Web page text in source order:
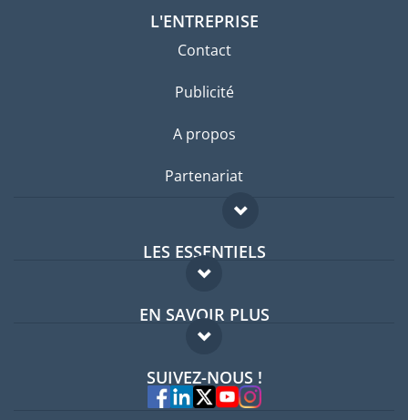
L'ENTREPRISE
Contact
Publicité
A propos
Partenariat
LES ESSENTIELS
Forum expatriés
Guides pays
EN SAVOIR PLUS
FAQ
Experts
SUIVEZ-NOUS !